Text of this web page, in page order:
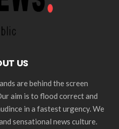
US
are behind the screen
aim is to flood correct and
in a fastest urgency. We
sensational news culture.